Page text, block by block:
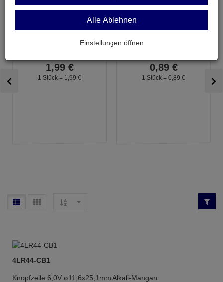
1,99 €
1 Stück = 1, 99 €
0,89 €
1 Stück = 0, 89 €
4LR44-CB1
Knopfzelle 6,0V ø11,6x25,1mm Alkali-Mangan
Alle Ablehnen
Einstellungen öffnen